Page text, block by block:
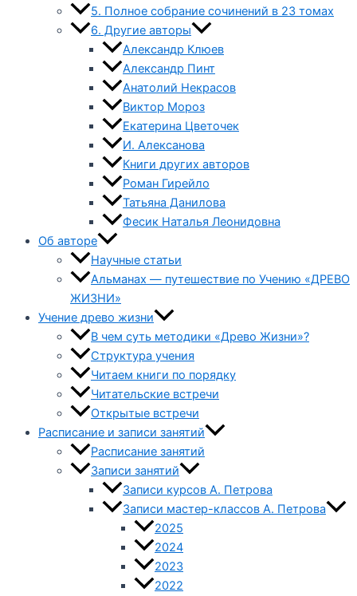
5. Полное собрание сочинений в 23 томах
6. Другие авторы
Александр Клюев
Александр Пинт
Анатолий Некрасов
Виктор Мороз
Екатерина Цветочек
И. Алексанова
Книги других авторов
Роман Гирейло
Татьяна Данилова
Фесик Наталья Леонидовна
Об авторе
Научные статьи
Альманах — путешествие по Учению «ДРЕВО
ЖИЗНИ»
Учение древо жизни
В чем суть методики «Древо Жизни»?
Структура учения
Читаем книги по порядку
Читательские встречи
Открытые встречи
Расписание и записи занятий
Расписание занятий
Записи занятий
Записи курсов А. Петрова
Записи мастер-классов А. Петрова
2025
2024
2023
2022